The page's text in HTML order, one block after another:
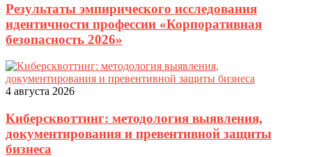
Результаты эмпирического исследования
идентичности профессии «Корпоративная
безопасность 2026»
4 августа 2026
Киберсквоттинг: методология выявления,
документирования и превентивной защиты
бизнеса